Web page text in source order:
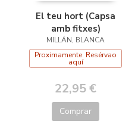
El teu hort (Capsa
amb fitxes)
MILLÁN, BLANCA
Proximamente. Resérvao
aquí
22,95 €
Comprar